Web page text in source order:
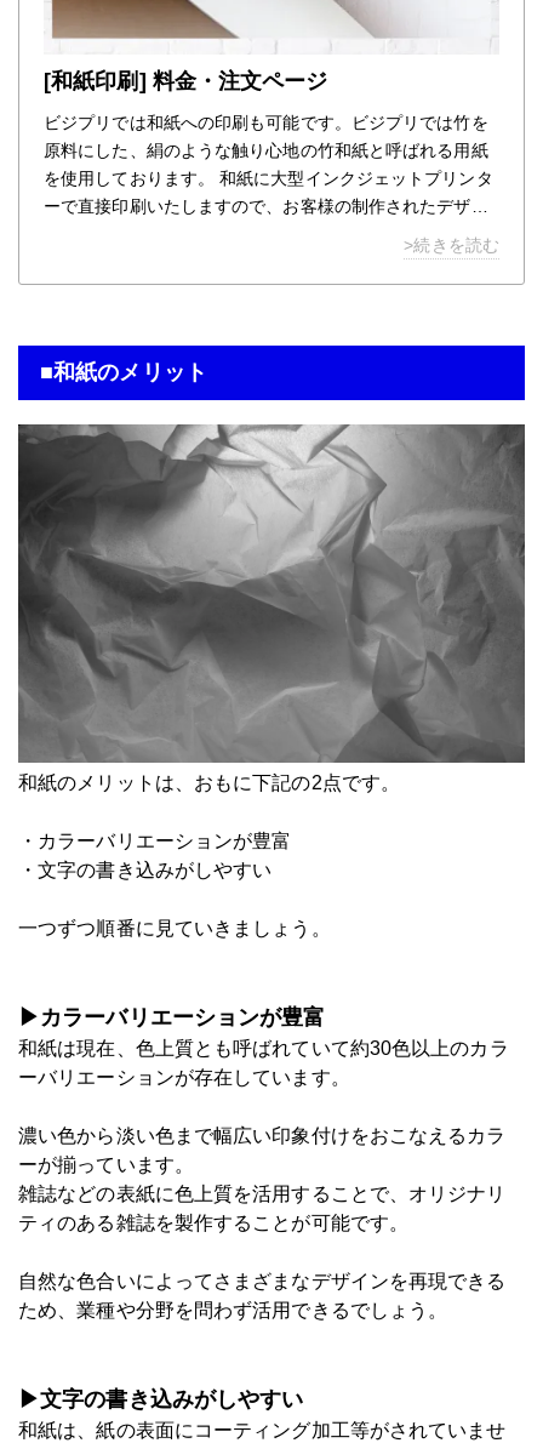
[和紙印刷] 料金・注文ページ
ビジプリでは和紙への印刷も可能です。ビジプリでは竹を
原料にした、絹のような触り心地の竹和紙と呼ばれる用紙
を使用しております。 和紙に大型インクジェットプリンタ
ーで直接印刷いたしますので、お客様の制作されたデザイ
ンそのままに和紙のポスターが制作可能です。 日本の伝統
文化をよりよく伝えるツールとして、和紙ポスター印刷の
ことなら、ビジプリにお任せ下さい。
>続きを読む
■和紙のメリット
和紙のメリットは、おもに下記の2点です。
・カラーバリエーションが豊富
・文字の書き込みがしやすい
一つずつ順番に見ていきましょう。
▶カラーバリエーションが豊富
和紙は現在、色上質とも呼ばれていて約30色以上のカラ
ーバリエーションが存在しています。
濃い色から淡い色まで幅広い印象付けをおこなえるカラ
ーが揃っています。
雑誌などの表紙に色上質を活用することで、オリジナリ
ティのある雑誌を製作することが可能です。
自然な色合いによってさまざまなデザインを再現できる
ため、業種や分野を問わず活用できるでしょう。
▶文字の書き込みがしやすい
和紙は、紙の表面にコーティング加工等がされていませ